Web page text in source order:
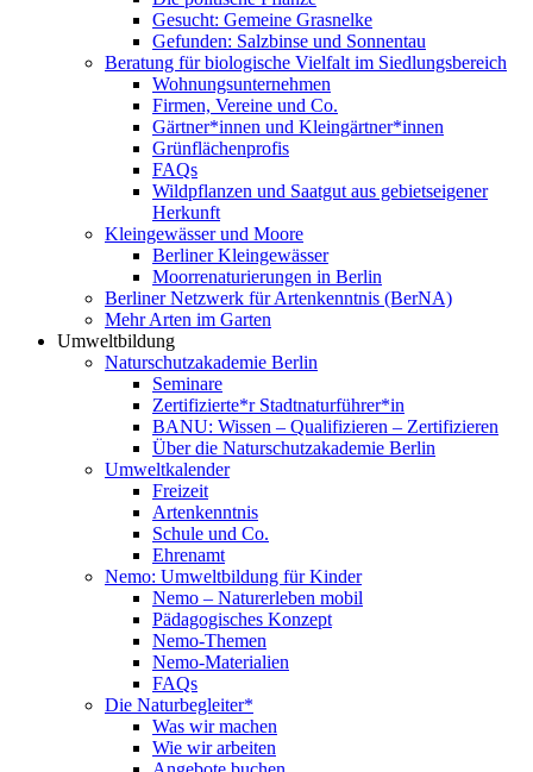
Gesucht: Gemeine Grasnelke
Gefunden: Salzbinse und Sonnentau
Beratung für biologische Vielfalt im Siedlungsbereich
Wohnungsunternehmen
Firmen, Vereine und Co.
Gärtner*innen und Kleingärtner*innen
Grünflächenprofis
FAQs
Wildpflanzen und Saatgut aus gebietseigener
Herkunft
Kleingewässer und Moore
Berliner Kleingewässer
Moorrenaturierungen in Berlin
Berliner Netzwerk für Artenkenntnis (BerNA)
Mehr Arten im Garten
Umweltbildung
Naturschutzakademie Berlin
Seminare
Zertifizierte*r Stadtnaturführer*in
BANU: Wissen – Qualifizieren – Zertifizieren
Über die Naturschutzakademie Berlin
Umweltkalender
Freizeit
Artenkenntnis
Schule und Co.
Ehrenamt
Nemo: Umweltbildung für Kinder
Nemo – Naturerleben mobil
Pädagogisches Konzept
Nemo-Themen
Nemo-Materialien
FAQs
Die Naturbegleiter*
Was wir machen
Wie wir arbeiten